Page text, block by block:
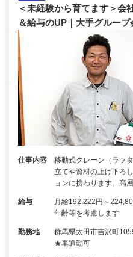
＜未経験から育てます＞会
＆給与のUP｜大手グルー
仕事内容
移動式クレーン（ラフ
立てや資材の上げ下ろ
ョンに携わります。高
給与
月給192,222円～
年齢等を考慮します
勤務地
群馬県太田市吉沢町
★車通勤可